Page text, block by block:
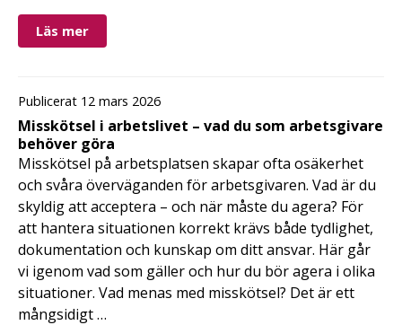
Läs mer
Publicerat 12 mars 2026
Misskötsel i arbetslivet – vad du som arbetsgivare
behöver göra
Misskötsel på arbetsplatsen skapar ofta osäkerhet
och svåra överväganden för arbetsgivaren. Vad är du
skyldig att acceptera – och när måste du agera? För
att hantera situationen korrekt krävs både tydlighet,
dokumentation och kunskap om ditt ansvar. Här går
vi igenom vad som gäller och hur du bör agera i olika
situationer. Vad menas med misskötsel? Det är ett
mångsidigt …